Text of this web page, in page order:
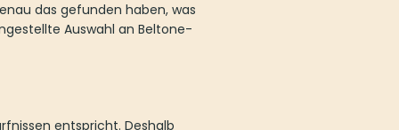
das gefunden haben, was
Auswahl an Beltone-
entspricht. Deshalb